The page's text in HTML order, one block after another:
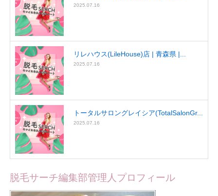
2025.07.16
リレハウス(LileHouse)店 | 青森県 |...
2025.07.16
トータルサロングレイシア(TotalSalonGr...
2025.07.16
脱毛サーチ編集部管理人プロフィール